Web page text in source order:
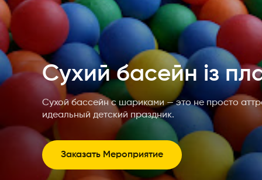
Сухий басейн із
Сухой бассейн с шариками — это не просто
идеальный детский праздник.
Заказать Мероприятие